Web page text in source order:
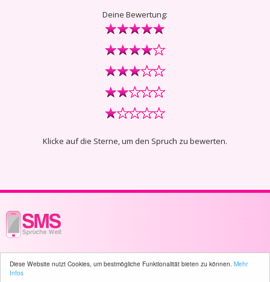
Diese Website nutzt Cookies, um bestmögliche Funktionalität bieten zu können. Mehr
Infos
Deine Bewertung:
Klicke auf die Sterne, um den Spruch zu bewerten.
© 2003 - 2026 -sms-sprueche-welt.ch- All rights reserved -296 user(s)
online